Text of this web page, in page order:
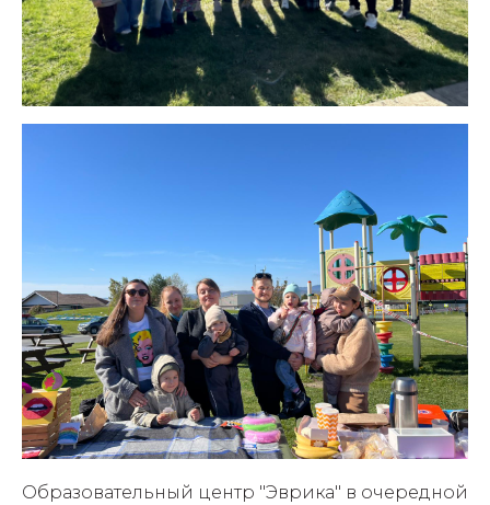
Образовательный центр "Эврика" в очередной